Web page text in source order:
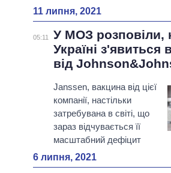
11 липня, 2021
05:11
У МОЗ розповіли,
Україні з'явиться
від
Janssen, вакцина від цієї
компанії, настільки
затребувана в світі, що
зараз відчувається її
масштабний дефіцит
6 липня, 2021